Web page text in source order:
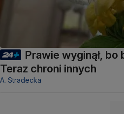
Prawie wyginął, bo
Teraz chroni innych
A. Stradecka